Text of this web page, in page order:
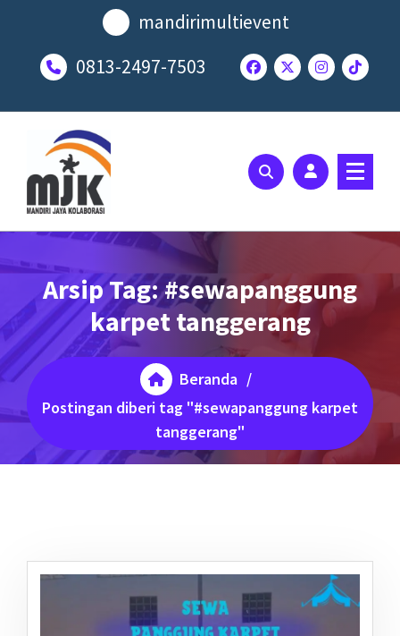
mandirimultievent
0813-2497-7503
Arsip Tag: #sewapanggung
karpet tanggerang
Beranda /
Postingan diberi tag "#sewapanggung karpet
tanggerang"